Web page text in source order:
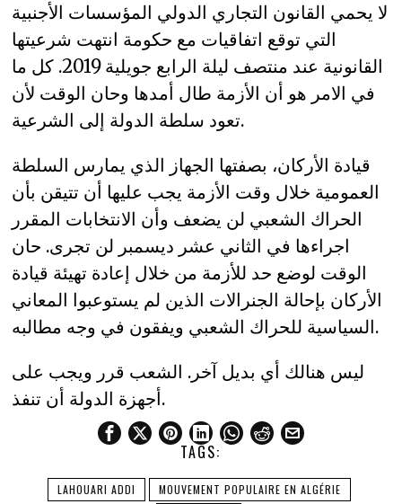
لا يحمي القانون التجاري الدولي المؤسسات الأجنبية
التي توقع اتفاقيات مع حكومة انتهت شرعيتها
القانونية عند منتصف ليلة الرابع جويلية 2019. كل ما
في الامر هو أن الأزمة طال أمدها وحان الوقت لأن
تعود سلطة الدولة إلى الشرعية.
قيادة الأركان، بصفتها الجهاز الذي يمارس السلطة
العمومية خلال وقت الأزمة يجب عليها أن تتيقن بأن
الحراك الشعبي لن يضعف وأن الانتخابات المقرر
اجراءها في الثاني عشر ديسمبر لن تجرى. حان
الوقت لوضع حد للأزمة من خلال إعادة تهيئة قيادة
الأركان بإحالة الجنرالات الذين لم يستوعبوا المعاني
السياسية للحراك الشعبي ويفقون في وجه مطالبه.
ليس هنالك أي بديل آخر. الشعب قرر ويجب على
أجهزة الدولة أن تنفذ.
TAGS:
LAHOUARI ADDI
MOUVEMENT POPULAIRE EN ALGÉRIE